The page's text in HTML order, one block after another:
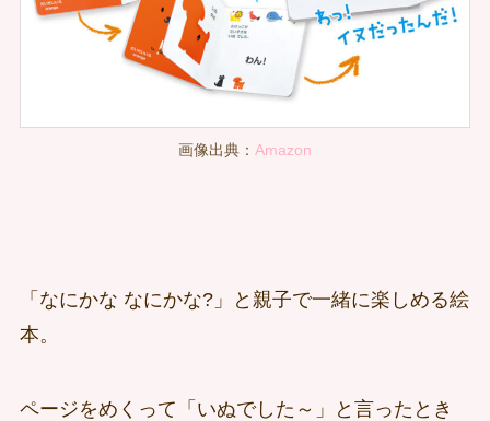
画像出典： Amazon
「なにかな なにかな?」と親子で一緒に楽しめる絵
本。
ページをめくって「いぬでした～」と言ったとき